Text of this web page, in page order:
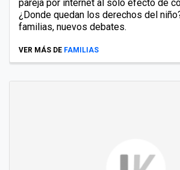
pareja por internet al sólo efecto de
¿Donde quedan los derechos del
familias, nuevos debates.
VER MÁS DE FAMILIAS